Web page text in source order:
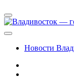
Новости